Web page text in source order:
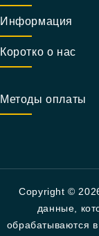
Информация
Коротко о нас
Методы оплаты
Copyright ©
данные,
обрабатываются